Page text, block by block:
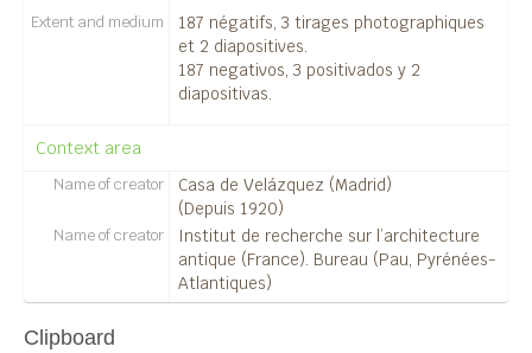
Extent and medium
187 négatifs, 3 tirages photographiques
et 2 diapositives.
187 negativos, 3 positivados y 2
diapositivas.
Context area
Name of creator
Casa de Velázquez (Madrid)
(Depuis 1920)
Name of creator
Institut de recherche sur l’architecture
antique (France). Bureau (Pau, Pyrénées-
Atlantiques)
Clipboard